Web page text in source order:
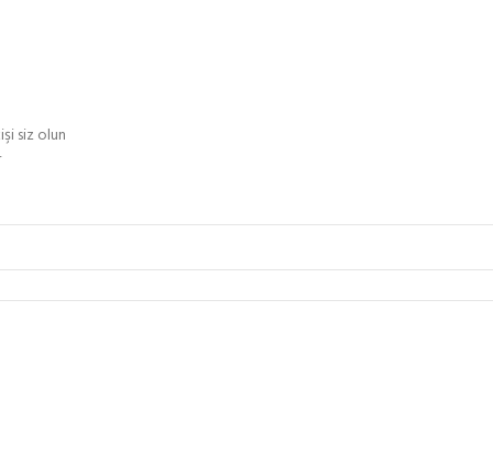
siz olun